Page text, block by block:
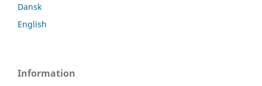
Dansk
English
Information